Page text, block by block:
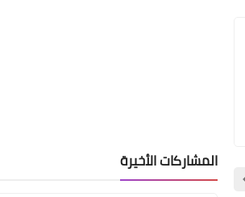
اخبار العامة
المشاركات الأخيرة